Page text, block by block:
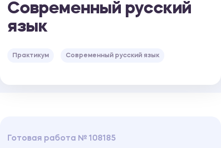
Современный русский
язык
Практикум Современный русский язык
Готовая работа № 108185